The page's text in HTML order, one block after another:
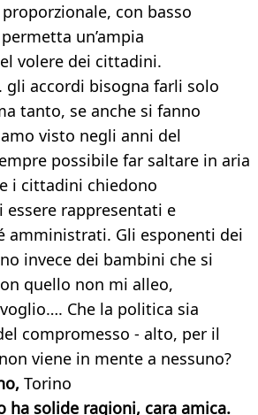
con basso
un’ampia
volere dei cittadini.
gli accordi bisogna farli solo
tanto, se anche si fanno
visto negli anni del
possibile far saltare in aria
i cittadini chiedono
essere rappresentati e
amministrati. Gli esponenti dei
invece dei bambini che si
quello non mi alleo,
Che la politica sia
compromesso - alto, per il
viene in mente a nessuno?
Torino
ha solide ragioni, cara amica.